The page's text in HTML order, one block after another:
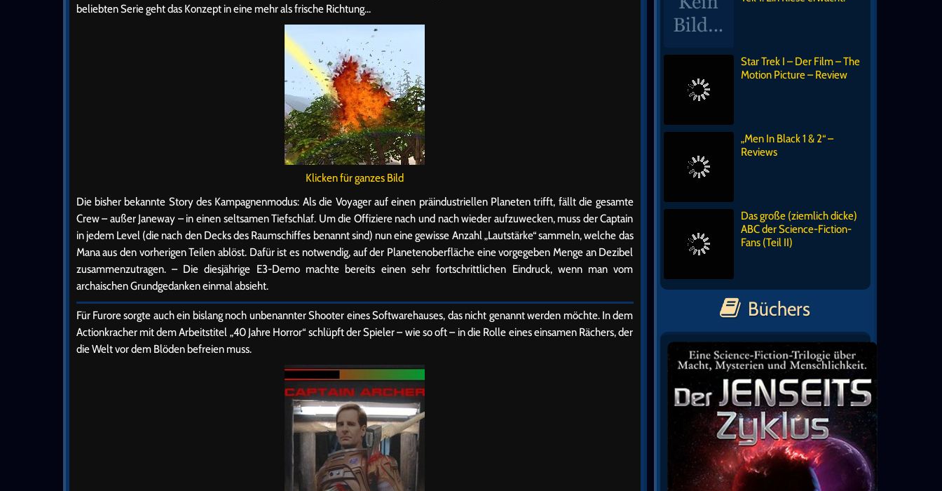
beliebten Serie geht das Konzept in eine mehr als frische Richtung…
Klicken für ganzes Bild
Die bisher bekannte Story des Kampagnenmodus: Als die Voyager auf einen präindustriellen Planeten trifft, fällt die gesamte
Crew – außer Janeway – in einen seltsamen Tiefschlaf. Um die Offiziere nach und nach wieder aufzuwecken, muss der Captain
in jedem Level (die nach den Decks des Raumschiffes benannt sind) nun eine gewisse Anzahl „Lautstärke“ sammeln, welche das
Mana aus den vorherigen Teilen ablöst. Dafür ist es notwendig, auf der Planetenoberfläche eine vorgegeben Menge an Dezibel
zusammenzutragen. – Die diesjährige E3-Demo machte bereits einen sehr fortschrittlichen Eindruck, wenn man vom
archaischen Grundgedanken einmal absieht.
Für Furore sorgte auch ein bislang noch unbenannter Shooter eines Softwarehauses, das nicht genannt werden möchte. In dem
Actionkracher mit dem Arbeitstitel „40 Jahre Horror“ schlüpft der Spieler – wie so oft – in die Rolle eines einsamen Rächers, der
die Welt vor dem Blöden befreien muss.
Star Trek I – Der Film – The
Motion Picture – Review
„Men In Black 1 & 2“ –
Reviews
Das große (ziemlich dicke)
ABC der Science-Fiction-
Fans (Teil II)
Büchers